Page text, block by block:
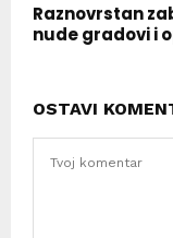
Raznovrstan
nude gradovi i
OSTAVI